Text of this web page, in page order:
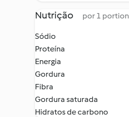
Nutrição por 1 portion
Sódio
Proteína
Energia
Gordura
Fibra
Gordura saturada
Hidratos de carbono